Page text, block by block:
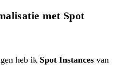
met Spot
heb ik Spot Instances van